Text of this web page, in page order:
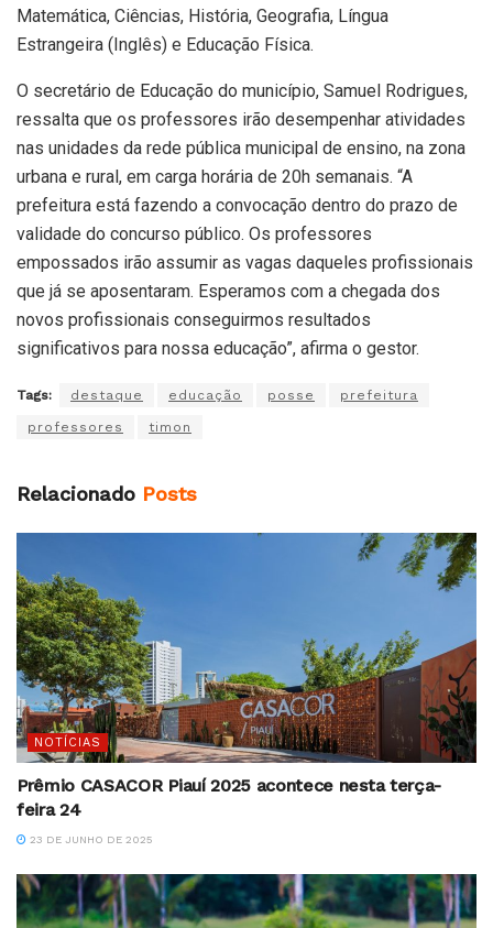
Matemática, Ciências, História, Geografia, Língua
Estrangeira (Inglês) e Educação Física.
O secretário de Educação do município, Samuel Rodrigues,
ressalta que os professores irão desempenhar atividades
nas unidades da rede pública municipal de ensino, na zona
urbana e rural, em carga horária de 20h semanais. “A
prefeitura está fazendo a convocação dentro do prazo de
validade do concurso público. Os professores
empossados irão assumir as vagas daqueles profissionais
que já se aposentaram. Esperamos com a chegada dos
novos profissionais conseguirmos resultados
significativos para nossa educação”, afirma o gestor.
Tags: destaque educação posse prefeitura
professores timon
Relacionado Posts
NOTÍCIAS
Prêmio CASACOR Piauí 2025 acontece nesta terça-
feira 24
23 DE JUNHO DE 2025